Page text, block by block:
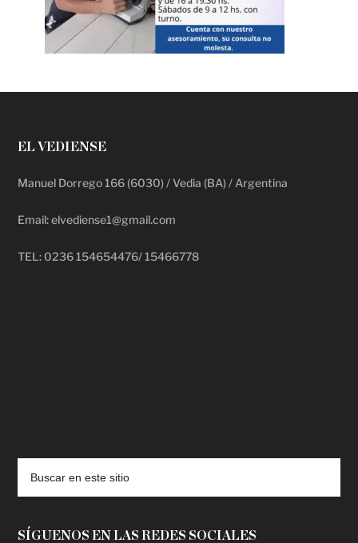
EL VEDIENSE
Manuel Dorrego 166 (6030) / Vedia (BA) / Argentina
Email: elvediense1@gmail.com
TEL: 0236 154654476/ 15466778
SÍGUENOS EN LAS REDES SOCIALES